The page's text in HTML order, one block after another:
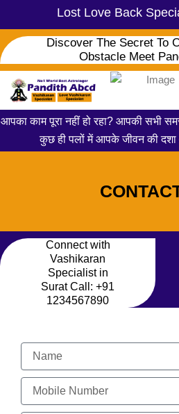
Lost Love Back
Discover The Secret To
Obstacle Meet
आपका काम पूरा नहीं हो रहा? आपकी सभी
कुछ ही पलों में आपके जीवन की
Connect with
Vashikaran
Specialist in
Surat Call: +91
1234567890
Name
Mobile
Number